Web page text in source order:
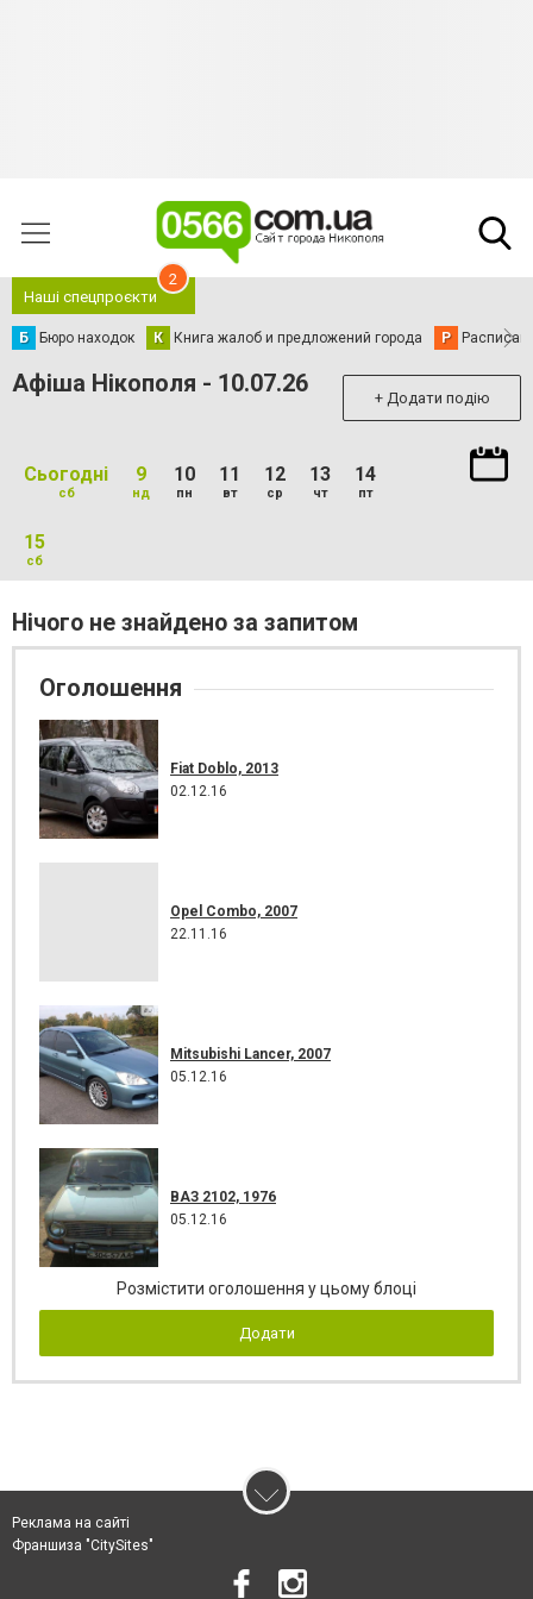
Наші спецпроєкти
2
Б Бюро находок К Книга жалоб и предложений города Р
Афіша Нікополя - 10.07.26 + Додати подію
Сьогодні
сб
9
нд
10
пн
11
вт
12
ср
13
чт
14
пт
15
сб
Нічого не знайдено за запитом
Оголошення
Fiat Doblo, 2013
02.12.16
Opel Combo, 2007
22.11.16
Mitsubishi Lancer, 2007
05.12.16
ВАЗ 2102, 1976
05.12.16
Розмістити оголошення у цьому блоці
Додати
Реклама на сайті
Франшиза "CitySites"